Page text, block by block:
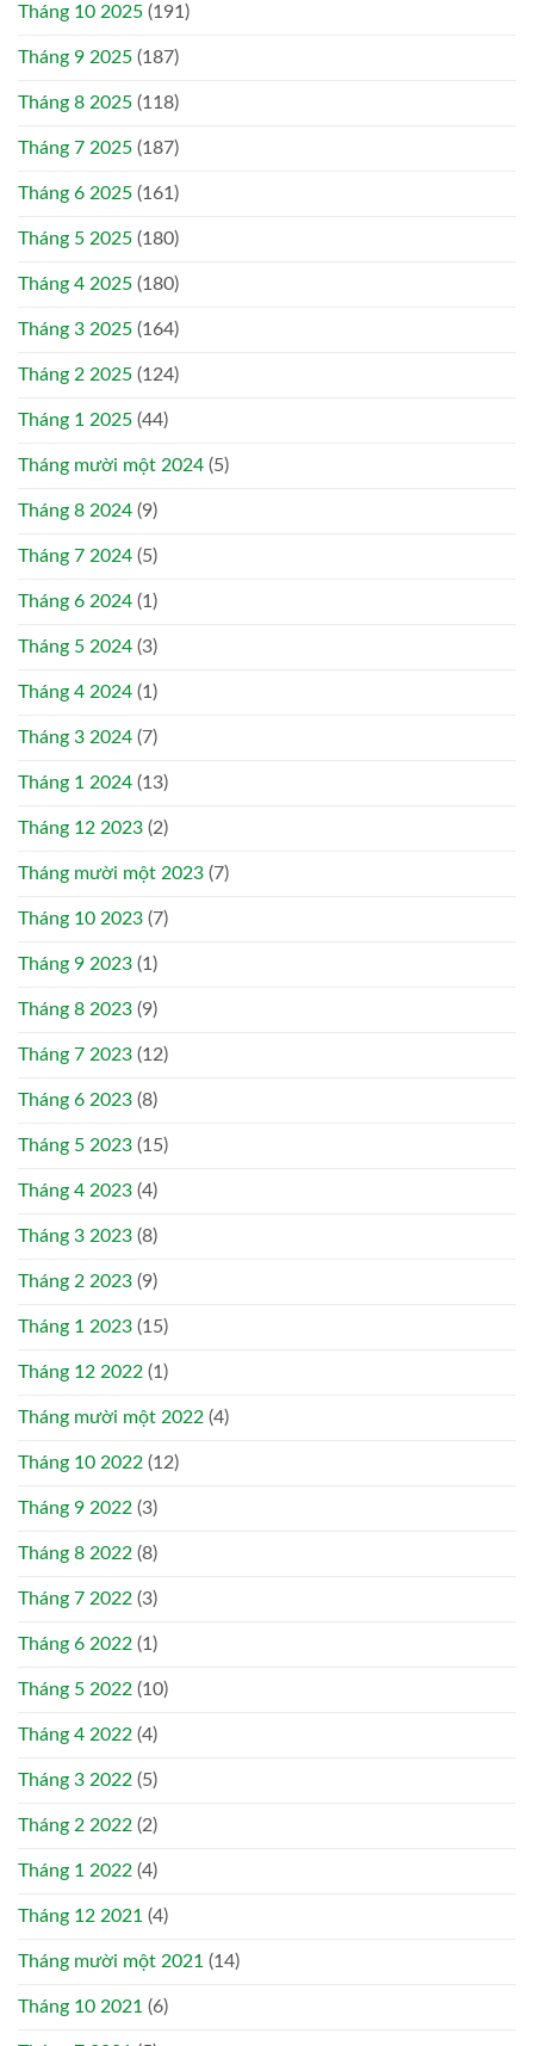
Tháng 10 2025 (191)
Tháng 9 2025 (187)
Tháng 8 2025 (118)
Tháng 7 2025 (187)
Tháng 6 2025 (161)
Tháng 5 2025 (180)
Tháng 4 2025 (180)
Tháng 3 2025 (164)
Tháng 2 2025 (124)
Tháng 1 2025 (44)
Tháng mười một 2024 (5)
Tháng 8 2024 (9)
Tháng 7 2024 (5)
Tháng 6 2024 (1)
Tháng 5 2024 (3)
Tháng 4 2024 (1)
Tháng 3 2024 (7)
Tháng 1 2024 (13)
Tháng 12 2023 (2)
Tháng mười một 2023 (7)
Tháng 10 2023 (7)
Tháng 9 2023 (1)
Tháng 8 2023 (9)
Tháng 7 2023 (12)
Tháng 6 2023 (8)
Tháng 5 2023 (15)
Tháng 4 2023 (4)
Tháng 3 2023 (8)
Tháng 2 2023 (9)
Tháng 1 2023 (15)
Tháng 12 2022 (1)
Tháng mười một 2022 (4)
Tháng 10 2022 (12)
Tháng 9 2022 (3)
Tháng 8 2022 (8)
Tháng 7 2022 (3)
Tháng 6 2022 (1)
Tháng 5 2022 (10)
Tháng 4 2022 (4)
Tháng 3 2022 (5)
Tháng 2 2022 (2)
Tháng 1 2022 (4)
Tháng 12 2021 (4)
Tháng mười một 2021 (14)
Tháng 10 2021 (6)